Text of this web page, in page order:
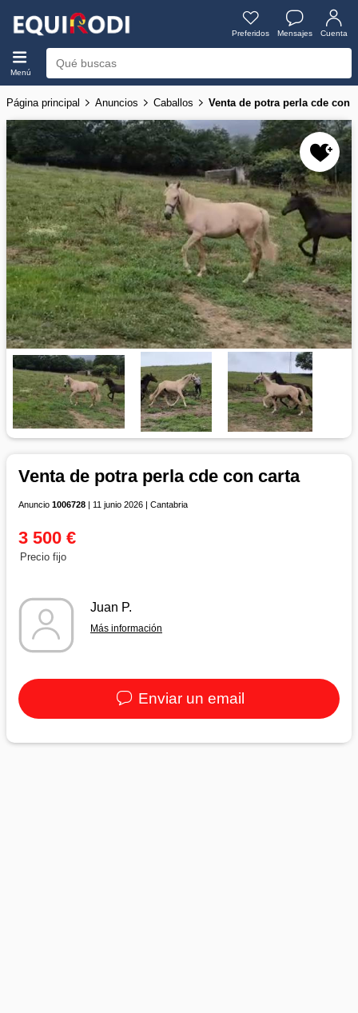
Preferidos Mensajes Cuenta
Menú
Página principal Anuncios Caballos Venta de potra perla cde con
Venta de potra perla cde con carta
Anuncio 1006728 | 11 junio 2026 | Cantabria
3 500 €
Precio fijo
Juan P.
Más información
Enviar un email